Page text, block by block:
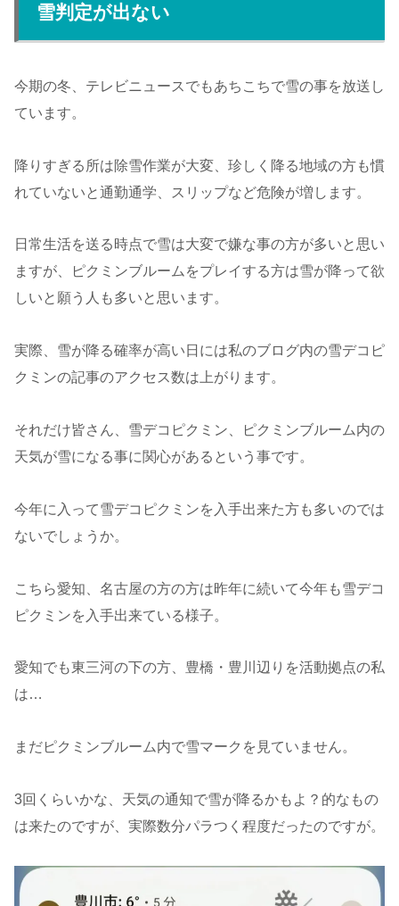
雪判定が出ない
今期の冬、テレビニュースでもあちこちで雪の事を放送し
ています。
降りすぎる所は除雪作業が大変、珍しく降る地域の方も慣
れていないと通勤通学、スリップなど危険が増します。
日常生活を送る時点で雪は大変で嫌な事の方が多いと思い
ますが、ピクミンブルームをプレイする方は雪が降って欲
しいと願う人も多いと思います。
実際、雪が降る確率が高い日には私のブログ内の雪デコピ
クミンの記事のアクセス数は上がります。
それだけ皆さん、雪デコピクミン、ピクミンブルーム内の
天気が雪になる事に関心があるという事です。
今年に入って雪デコピクミンを入手出来た方も多いのでは
ないでしょうか。
こちら愛知、名古屋の方の方は昨年に続いて今年も雪デコ
ピクミンを入手出来ている様子。
愛知でも東三河の下の方、豊橋・豊川辺りを活動拠点の私
は…
まだピクミンブルーム内で雪マークを見ていません。
3回くらいかな、天気の通知で雪が降るかもよ？的なもの
は来たのですが、実際数分パラつく程度だったのですが。